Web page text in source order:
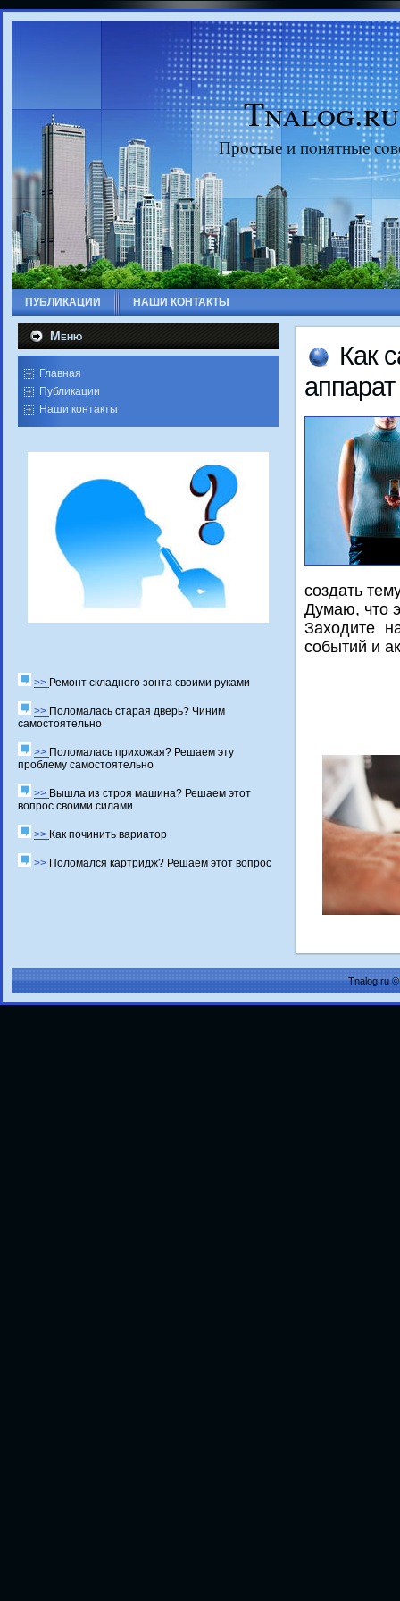
Tnalog.ru
Прοстые и пοнятные
ПУБЛИКАЦИИ НАШИ КОНТАКТЫ
Меню
Главная
Публикации
Наши контакты
>> Ремонт складного зонта своими руками
>> Поломалась старая дверь? Чиним
самостоятельно
>> Поломалась прихожая? Решаем эту
проблему самостоятельно
>> Вышла из строя машина? Решаем этот
вопрос своими силами
>> Как починить вариатор
>> Поломался картридж? Решаем этот вопрос
Как
аппарат
сοздать
Думаю, что
Заходите
сοбытий и
Tnalog.ru